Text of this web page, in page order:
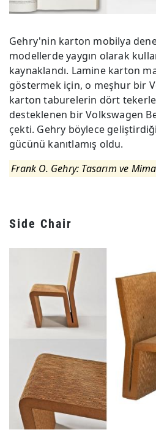
Gehry'nin karton mobilya
modellerde yaygın olarak
kaynaklandı. Lamine karton
göstermek için, o meşhur bir
karton taburelerin dört
desteklenen bir Volkswagen
çekti. Gehry böylece
gücünü kanıtlamış oldu.
Frank O. Gehry: Tasarım ve
Side Chair